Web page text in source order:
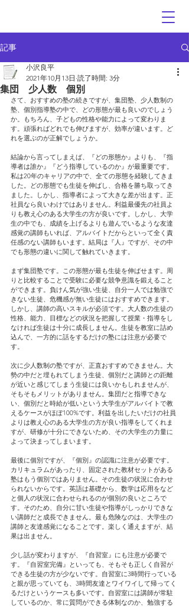
記事
集団 少人数 個別
小沢良平
2021年10月13日 読了時間: 3分
さて、おすすめの塾の続きですが、集団塾、少人数制の
塾、個別指導塾の中で、どの形態が最も良いのでしょう
か。もちろん、子どもの性格や能力によって変わりま
す。頑張ればどれでも伸びますが、効率が違います。ど
れを選ぶのが正解でしょうか。
結論から言ってしまえば、『どの形態か』よりも、『指
導者は誰か』『どう指導しているのか』が最重要です。
私は20年のキャリアの中で、全ての形態を経験してきま
した。どの形態でも生徒を伸ばし、合格を勝ち取ってき
ました。しかし、指導者によって大きな差が出ます。正
社員なら良いわけではありません。利益最優先の社員よ
りも教え心のある大学生の方が良いです。しかし、大学
生の中でも、成績を上げるよりも遊んでいるような友達
感覚の講師もいれば、アルバイトだからといって全く責
任感のない講師もいます。結局は『人』ですが、その中
でも形態の違いに関して触れていきます。
まず集団塾です。この形態が最も生徒を伸ばせます。周
りと比較することで受験に必要な競争意識を鍛えること
ができます。負けん気が強い生徒、自分一人では勉強で
きない生徒、危機感が無い生徒にはおすすめできます。
しかし、講師の高いスキルが必須です。大人数の生徒の
性格、能力、目標などの状況を把握して授業・指導をし
なければ生徒は十分に成長しません。生徒を教室に詰め
込んで、一方的に話をするだけの塾には注意が必要で
す。
次に少人数制の塾ですが、正直おすすめできません。大
勢の中だと埋もれてしまう生徒、個別だと講師との距離
が近いと感じてしまう生徒には良いかもしれませんが、
そもそもメリットがありません。集団だと指導できな
い、個別だと時給が低いという大学生がアルバイトで教
えるケースがほぼ100%です。利益を出したいだけの社員
よりは教え心のある大学生の方が良い指導をしてくれま
すが、研修が十分にできないため、その大学生の力量に
よって決まってしまいます。
最後に個別ですが、『個別』の認識に注意が必要です。
カリキュラムがあったり、固定された教材セットがある
塾はもう個別ではありません。その生徒の状況に合わせ
られないからです。英語は基礎から、数学は応用をなど
と個人の状況に合わせられるのが個別の良いところで
す。そのため、自分に甘い生徒や指導がしっかりできな
い講師だと成長できません。最も危険なのは、大学生の
講師と友達感覚になることです。楽しく通えますが、結
果は出ません。
少し話が変わりますが、『自習室』にも注意が必要で
す。『自習室完備』といっても、そもそも正しく自習が
できる生徒の方が少ないです。自習室に3時間行っている
と親が思っていても、3時間友達とワイワイして帰ってく
るだけというケースも多いです。自習室には講師が常駐
しているのか、常に質問ができる体制なのか、勉強する